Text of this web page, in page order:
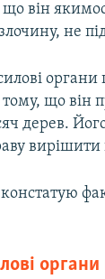
що він
не
що він
дерев.
вирішити
органи